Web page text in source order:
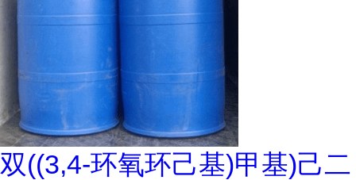
双((3,4-环氧环己基)甲基)己二